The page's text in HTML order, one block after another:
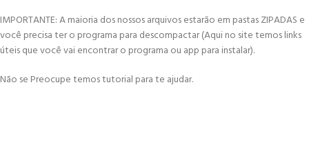
IMPORTANTE: A maioria dos nossos arquivos estarão em pastas ZIPADAS e
você precisa ter o programa para descompactar (Aqui no site temos links
úteis que você vai encontrar o programa ou app para instalar).
Não se Preocupe temos tutorial para te ajudar.